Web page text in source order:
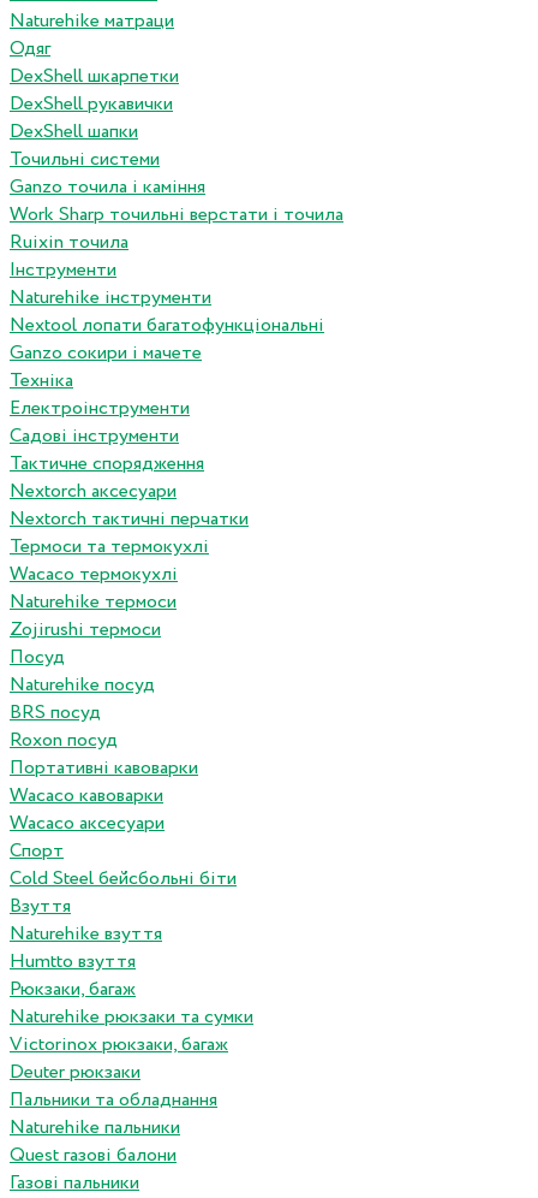
Naturehike матраци
Одяг
DexShell шкарпетки
DexShell рукавички
DexShell шапки
Точильні системи
Ganzo точила і каміння
Work Sharp точильні верстати і точила
Ruixin точила
Інструменти
Naturehike інструменти
Nextool лопати багатофункціональні
Ganzo сокири і мачете
Техніка
Електроінструменти
Садові інструменти
Тактичне спорядження
Nextorch аксесуари
Nextorch тактичні перчатки
Термоси та термокухлі
Wacaco термокухлі
Naturehike термоси
Zojirushi термоси
Посуд
Naturehike посуд
BRS посуд
Roxon посуд
Портативні кавоварки
Wacaco кавоварки
Wacaco аксесуари
Спорт
Cold Steel бейсбольні біти
Взуття
Naturehike взуття
Humtto взуття
Рюкзаки, багаж
Naturehike рюкзаки та сумки
Victorinox рюкзаки, багаж
Deuter рюкзаки
Пальники та обладнання
Naturehike пальники
Quest газові балони
Газові пальники